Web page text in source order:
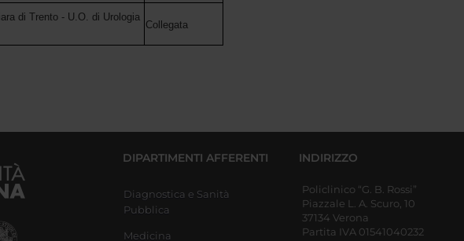
di Trento - U.O. di Urologia
Collegata
DIPARTIMENTI AFFERENTI
Diagnostica e Sanità
Pubblica
Medicina
INDIRIZZO
Policlinico “G. B. Rossi”
Piazzale L. A. Scuro, 10
37134 Verona
Partita IVA 01541040232